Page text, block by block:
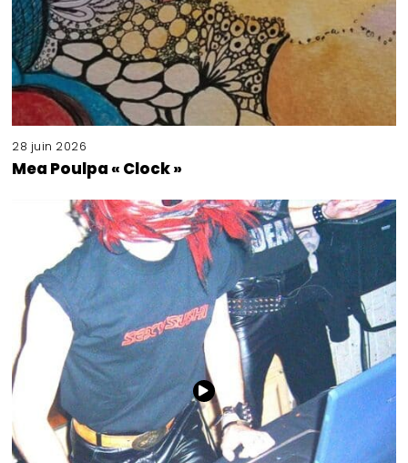
28 juin 2026
Mea Poulpa « Clock »